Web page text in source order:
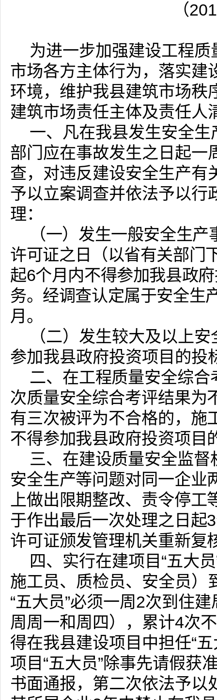
（
为进一步加强建设工程
市场各方主体行为，落实建
环境，维护我县建筑市场秩
建筑市场责任主体及责任人
一、凡在我县发生安全
部门应在事故发生之日起一
查，对违反建设安全生产有
予以立案调查并依法予以行
理：
（一）发生一般安全生
许可证之日（以省有关部门
起6个月内不得参加我县政
务。经调查认定属于安全生
月。
（二）发生较大及以上
参加我县政府投资项目的投
二、在工程质量安全综
次质量安全综合考评结果为
有三次被评为不合格的，施
不得参加我县政府投资项目
三、在建设质量安全监
安全生产等问题对同一企业
上做出限期整改、责令停
于作出最后一次处理之日起
许可证颁发管理机关重新复
四、实行在建项目“五大
施工员、质检员、安全员）
“五大员”必须一周2次到住
周周一和周四），累计4次
得在我县建设项目中担任“
项目“五大员”除事先请假获
书面通报，第二次依法予以